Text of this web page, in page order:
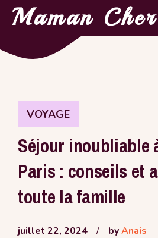
AllerMaman
VOYAGE
Séjour inoubliable
Paris : conseils et
toute la famille
juillet 22, 2024 / byAnais